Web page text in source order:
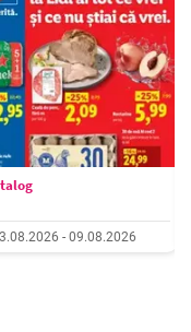
- 09.08.2026